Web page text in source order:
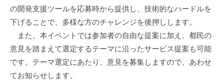
の開発支援ツールを応募時から提供し、技術的なハードルを
下げることで、多様な方のチャレンジを後押しします。
また、本イベントでは参加者の自由な提案に加え、都民の
意見を踏まえて選定するテーマに沿ったサービス提案も可能
です。テーマ選定にあたり、意見を募集しますので、あわせ
てお知らせします。